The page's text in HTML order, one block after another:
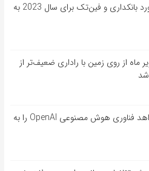
پنج پیش‌بینی در مورد بانکداری و فین‌تک برای سال 2023 به
ماه از روی زمین با راداری ضعیف‌تر از
مایکروسافت می‌خواهد فناوری هوش مصنوعی OpenAI را به